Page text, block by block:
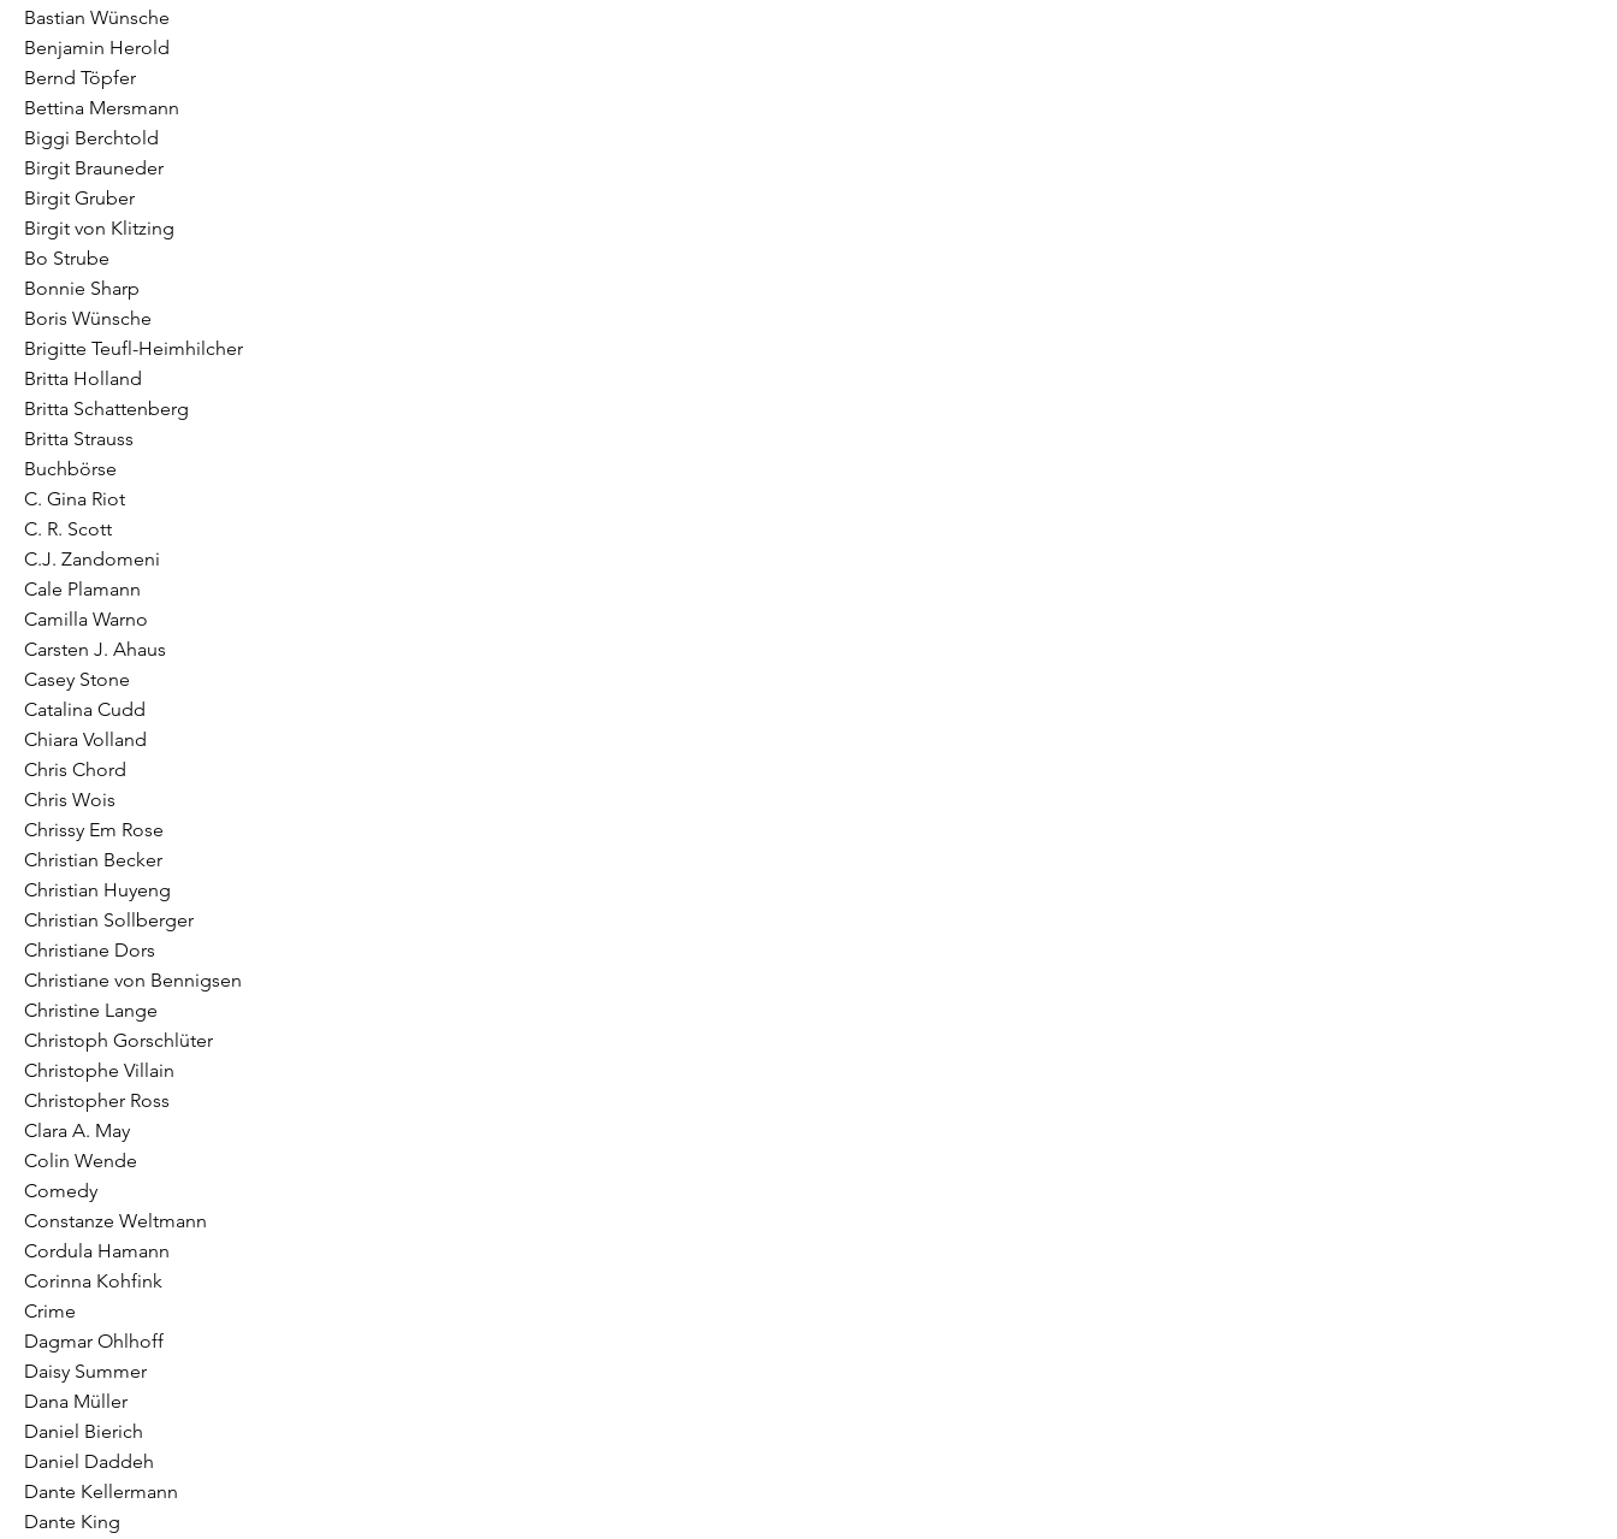
Bastian Wünsche
Benjamin Herold
Bernd Töpfer
Bettina Mersmann
Biggi Berchtold
Birgit Brauneder
Birgit Gruber
Birgit von Klitzing
Bo Strube
Bonnie Sharp
Boris Wünsche
Brigitte Teufl-Heimhilcher
Britta Holland
Britta Schattenberg
Britta Strauss
Buchbörse
C. Gina Riot
C. R. Scott
C.J. Zandomeni
Cale Plamann
Camilla Warno
Carsten J. Ahaus
Casey Stone
Catalina Cudd
Chiara Volland
Chris Chord
Chris Wois
Chrissy Em Rose
Christian Becker
Christian Huyeng
Christian Sollberger
Christiane Dors
Christiane von Bennigsen
Christine Lange
Christoph Gorschlüter
Christophe Villain
Christopher Ross
Clara A. May
Colin Wende
Comedy
Constanze Weltmann
Cordula Hamann
Corinna Kohfink
Crime
Dagmar Ohlhoff
Daisy Summer
Dana Müller
Daniel Bierich
Daniel Daddeh
Dante Kellermann
Dante King